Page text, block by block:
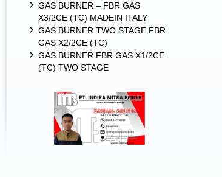
GAS BURNER – FBR GAS
X3/2CE (TC) MADEIN ITALY
GAS BURNER TWO STAGE FBR
GAS X2/2CE (TC)
GAS BURNER FBR GAS X1/2CE
(TC) TWO STAGE